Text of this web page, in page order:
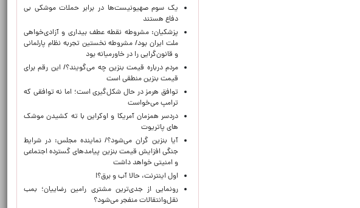
یک‌ سوم صهیونیست‌ها در برابر حملات موشکی بی
دفاع هستند
پزشکیان: مشروطه نقطه عطف بیداری و آزادی‌خواهی
ملت ایران بود/ مشروطه نخستین تجربه نظام پارلمانی
و قانون‌گرایی را در خاورمیانه بود
مردم درباره قیمت بنزین چه می‌گویند؟/ این رقم برای
قیمت بنزین منطقی است
توافق هرمز در حال شکل‌گیری است؛ اما نه توافقی که
ترامپ می‌خواست
دردسر همزمان آمریکا و اوکراین با ته کشیدن موشک
های پاتریوت
آیا بنزین گران می‌شود؟/ نماینده مجلس: در شرایط
جنگی افزایش قیمت بنزین پیامدهای گسترده اجتماعی
و امنیتی خواهد داشت
اول اینترنت، حالا آب و برق؟!
رونمایی از جدی‌ترین مشتری رامین رضاییان؛ بمب
نقل‌وانتقالات منفجر می‌شود؟